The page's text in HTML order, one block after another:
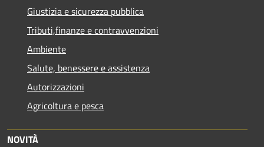
Giustizia e sicurezza pubblica
Tributi,finanze e contravvenzioni
Ambiente
Salute, benessere e assistenza
Autorizzazioni
Agricoltura e pesca
NOVITÀ